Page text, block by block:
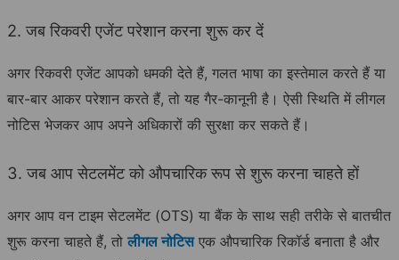
2. जब रिकवरी एजेंट परेशान करना शुरू कर दें
अगर रिकवरी एजेंट आपको धमकी देते हैं, गलत भाषा का इस्तेमाल करते हैं या
बार-बार आकर परेशान करते हैं, तो यह गैर-कानूनी है। ऐसी स्थिति में लीगल
नोटिस भेजकर आप अपने अधिकारों की सुरक्षा कर सकते हैं।
3. जब आप सेटलमेंट को औपचारिक रूप से शुरू करना चाहते हों
अगर आप वन टाइम सेटलमेंट (OTS) या बैंक के साथ सही तरीके से बातचीत
शुरू करना चाहते हैं, तोलीगल नोटिसएक औपचारिक रिकॉर्ड बनाता है और